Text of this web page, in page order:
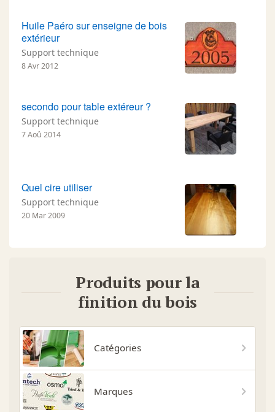
Huile Paéro sur enseigne de bois
extérieur
Support technique
8 Avr 2012
secondo pour table extéreur ?
Support technique
7 Aoû 2014
Quel cire utiliser
Support technique
20 Mar 2009
Produits pour la
finition du bois
Catégories
Marques